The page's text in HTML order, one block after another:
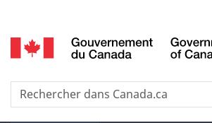
au
contenu
propos
de
la
HTML
simplifiée
selection
Recherche